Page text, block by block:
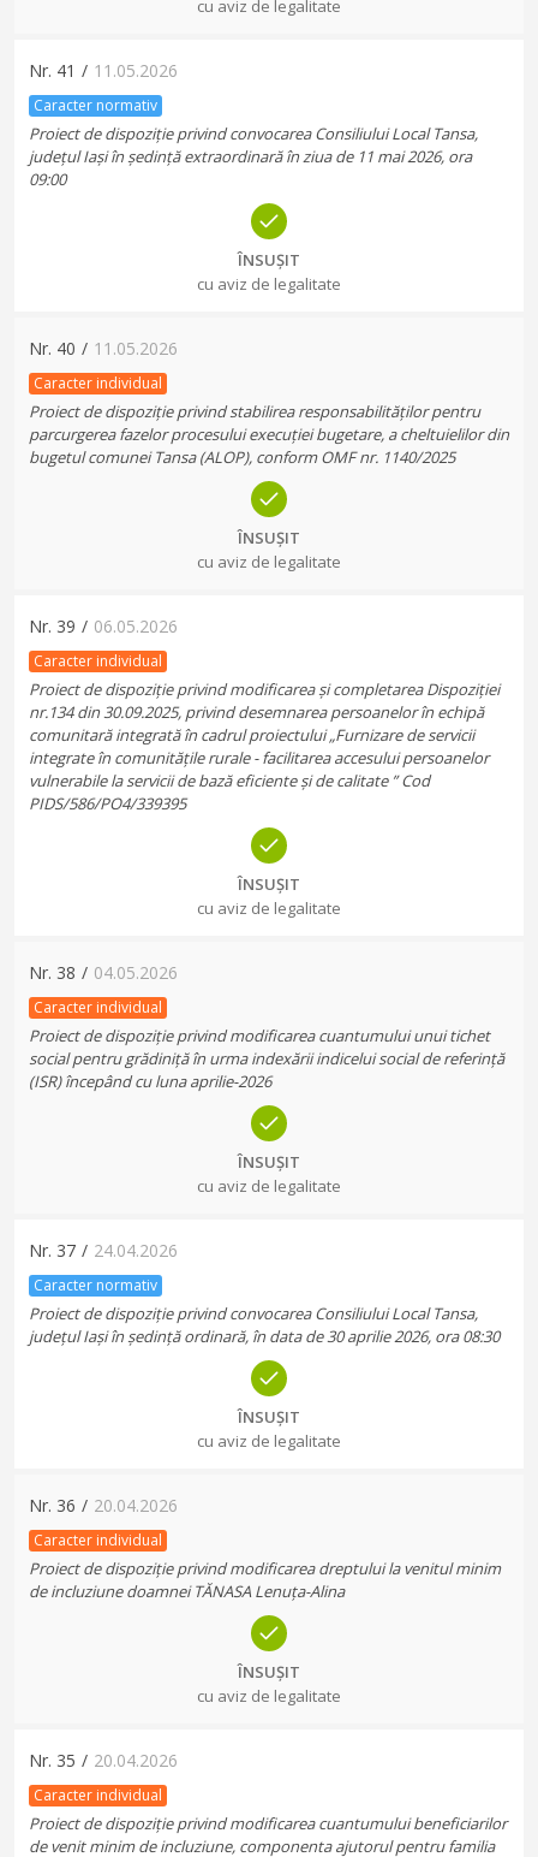
cu aviz de legalitate
Nr. 41 / 11.05.2026
Caracter normativ
Proiect de dispoziție privind convocarea Consiliului Local Tansa,
județul Iași în ședință extraordinară în ziua de 11 mai 2026, ora
09:00
ÎNSUȘIT
cu aviz de legalitate
Nr. 40 / 11.05.2026
Caracter individual
Proiect de dispoziție privind stabilirea responsabilităților pentru
parcurgerea fazelor procesului execuției bugetare, a cheltuielilor din
bugetul comunei Tansa (ALOP), conform OMF nr. 1140/2025
ÎNSUȘIT
cu aviz de legalitate
Nr. 39 / 06.05.2026
Caracter individual
Proiect de dispoziție privind modificarea și completarea Dispoziției
nr.134 din 30.09.2025, privind desemnarea persoanelor în echipă
comunitară integrată în cadrul proiectului „Furnizare de servicii
integrate în comunitățile rurale - facilitarea accesului persoanelor
vulnerabile la servicii de bază eficiente și de calitate ” Cod
PIDS/586/PO4/339395
ÎNSUȘIT
cu aviz de legalitate
Nr. 38 / 04.05.2026
Caracter individual
Proiect de dispoziție privind modificarea cuantumului unui tichet
social pentru grădiniță în urma indexării indicelui social de referință
(ISR) începând cu luna aprilie-2026
ÎNSUȘIT
cu aviz de legalitate
Nr. 37 / 24.04.2026
Caracter normativ
Proiect de dispoziție privind convocarea Consiliului Local Tansa,
județul Iași în ședință ordinară, în data de 30 aprilie 2026, ora 08:30
ÎNSUȘIT
cu aviz de legalitate
Nr. 36 / 20.04.2026
Caracter individual
Proiect de dispoziție privind modificarea dreptului la venitul minim
de incluziune doamnei TĂNASA Lenuța-Alina
ÎNSUȘIT
cu aviz de legalitate
Nr. 35 / 20.04.2026
Caracter individual
Proiect de dispoziție privind modificarea cuantumului beneficiarilor
de venit minim de incluziune, componenta ajutorul pentru familia